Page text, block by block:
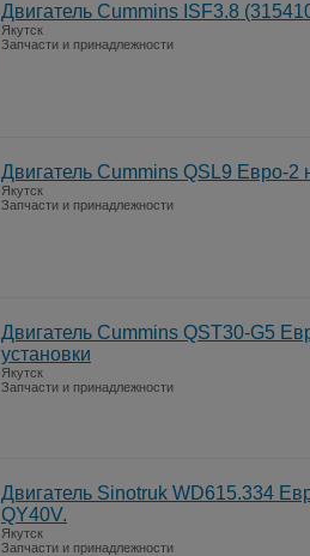
Двигатель Cummins ISF3.8
Якутск
Запчасти и принадлежности
Двигатель Cummins QSL9 Евро-2
Якутск
Запчасти и принадлежности
Двигатель Cummins QST30-G5
установки
Якутск
Запчасти и принадлежности
Двигатель Sinotruk WD615.334
QY40V.
Якутск
Запчасти и принадлежности